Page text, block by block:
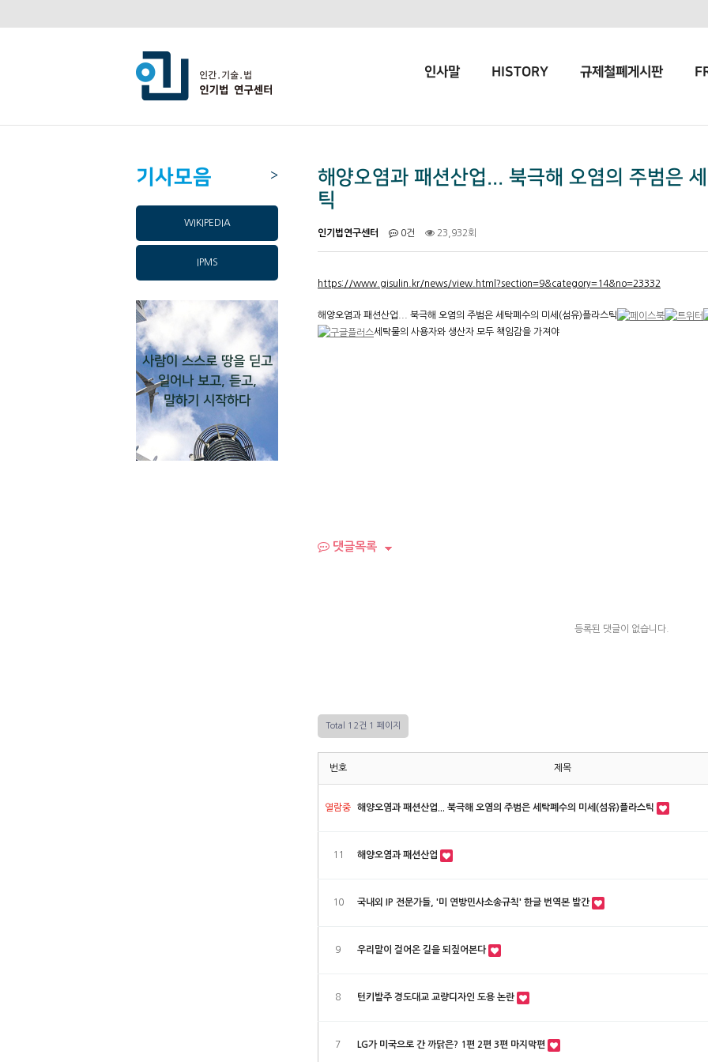
인사말 HISTORY 규제철폐게시판
해양오염과 패션산업... 북극해 오염의 주범은
틱
인기법연구센터 0건 23,932회
https://www.gisulin.kr/news/view.html?section=9&category=14&no=23332
해양오염과 패션산업... 북극해 오염의 주범은 세탁폐수의 미세(섬유)플라스틱
세탁물의 사용자와 생산자 모두 책임감을 가져야
댓글목록
등록된 댓글이 없습니다.
Total 12건 1 페이지
번호 제목
열람중 해양오염과 패션산업... 북극해 오염의 주범은 세탁폐수의 미세(섬유)플라스틱
11 해양오염과 패션산업
10 국내외 IP 전문가들, '미 연방민사소송규칙' 한글 번역본 발간
9 우리말이 걸어온 길을 되짚어본다
8 턴키발주 경도대교 교량디자인 도용 논란
7 LG가 미국으로 간 까닭은? 1편 2편 3편 마지막편
기사모음 >
WIKIPEDIA
IPMS
사람이 스스로 땅을 딛고
일어나 보고, 듣고,
말하기 시작하다